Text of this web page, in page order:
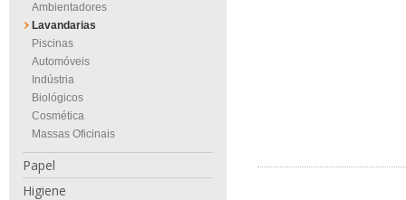
Ambientadores
Lavandarias
Piscinas
Automóveis
Indústria
Biológicos
Cosmética
Massas Oficinais
Papel
Higiene